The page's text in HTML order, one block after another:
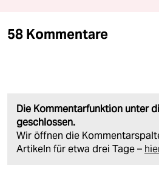
58 Kommentare
Die Kommentarfunktion unter
geschlossen.
Wir öffnen die
Artikeln für etwa drei Tage –